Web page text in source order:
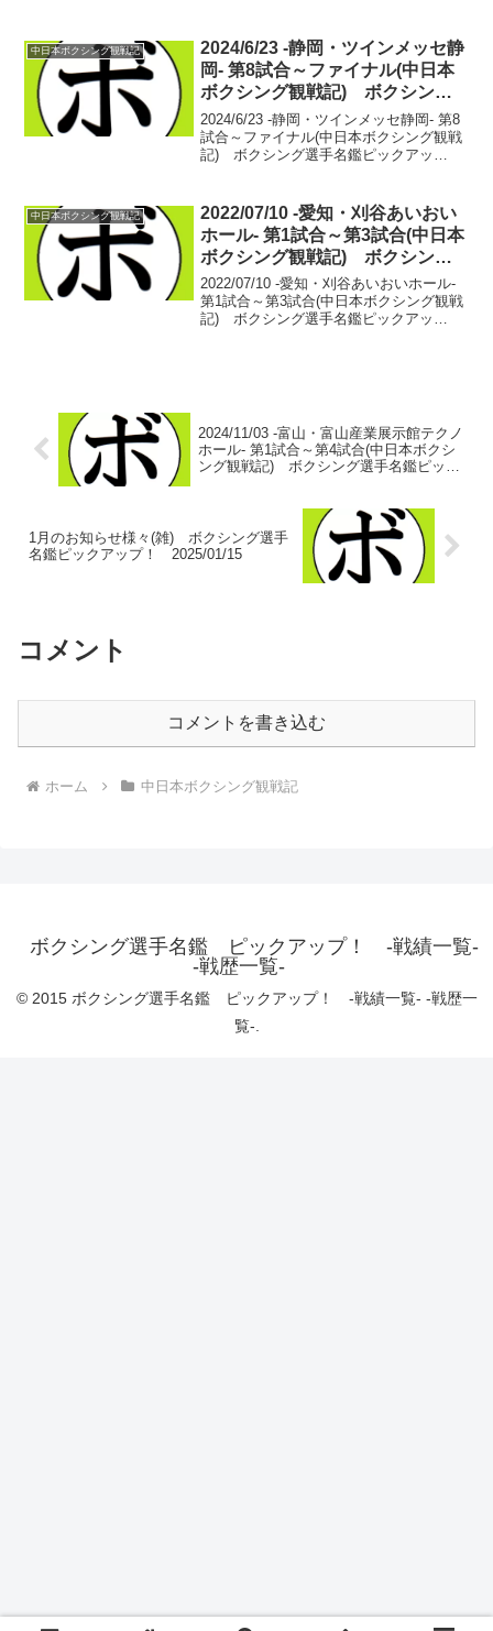
橋)が復活のリングに立つ。実力拮抗...
中日本ボクシング観戦記
2024/6/23 -静岡・ツインメッセ静
岡- 第8試合～ファイナル(中日本
ボクシング観戦記) ボクシング
選手名鑑ピックアップ！
2024/6/23 -静岡・ツインメッセ静岡- 第8
試合～ファイナル(中日本ボクシング観戦
記) ボクシング選手名鑑ピックアッ
ンジに位置取りながらの攻防。緊...
中日本ボクシング観戦記
2022/07/10 -愛知・刈谷あいおい
ホール- 第1試合～第3試合(中日本
ボクシング観戦記) ボクシング
選手名鑑ピックアップ！
2022/07/10 -愛知・刈谷あいおいホール-
第1試合～第3試合(中日本ボクシング観戦
記) ボクシング選手名鑑ピックアッ
2024/11/03 -富山・富山産業展示館テクノ
ホール- 第1試合～第4試合(中日本ボクシ
ング観戦記) ボクシング選手名鑑ピック
1月のお知らせ様々(雑) ボクシング選手
名鑑ピックアップ！ 2025/01/15
コメント
コメントを書き込む
ホーム 中日本ボクシング観戦記
ボクシング選手名鑑 ピックアップ！ -戦績一覧-
-戦歴一覧-
© 2015 ボクシング選手名鑑 ピックアップ！ -戦績一覧- -戦歴一
覧-.